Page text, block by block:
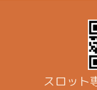
スロット